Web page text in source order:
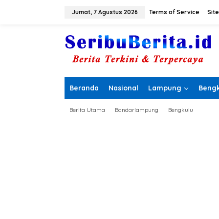
Jumat, 7 Agustus 2026 Terms of Service
Beranda Nasional Lampung
Berita Utama Bandarlampung Bengkulu